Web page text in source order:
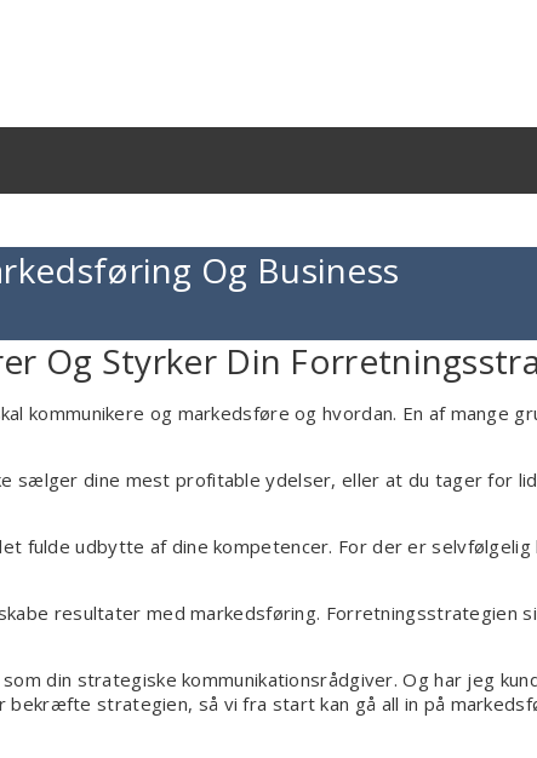
Og Business
Og Styrker Din
kommunikere og markedsføre og hvordan. En af mange
sælger dine mest profitable ydelser, eller at du tager for
fulde udbytte af dine kompetencer. For der er selvfølgelig
resultater med markedsføring. Forretningsstrategien
din strategiske kommunikationsrådgiver. Og har jeg
strategien, så vi fra start kan gå all in på